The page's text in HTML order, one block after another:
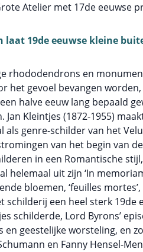
Atelier met 17de eeuwse
laat 19de eeuwse kleine
rhododendrons en
het gevoel bevangen
halve eeuw lang bepaald
Jan Kleintjes (1872-1955)
als genre-schilder van het
van het begin van de
in een Romantische
helemaal uit zijn ‘In
bloemen, ‘feuilles
schilderij een heel sterk
schilderde, Lord Byrons’
en geestelijke worsteling, en
en Fanny Hensel-